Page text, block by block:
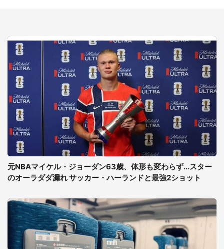
元NBAマイケル・ジョーダン63歳、体形も変わらず...スター
のオーラダダ漏れ サッカー・ハーランドと最強2ショット